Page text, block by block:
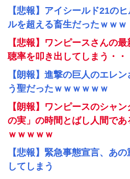
【悲報】アイシールド21の
ルを超える畜生だったｗｗｗ
【悲報】ワンピースさんの
聴率を叩き出してしまう・・
【朗報】進撃の巨人のエレ
う聖だったｗｗｗｗｗｗ
【朗報】ワンピースのシャ
の実」の時間とばし人間で
ｗｗｗｗｗ
【悲報】緊急事態宣言、あ
してしまう